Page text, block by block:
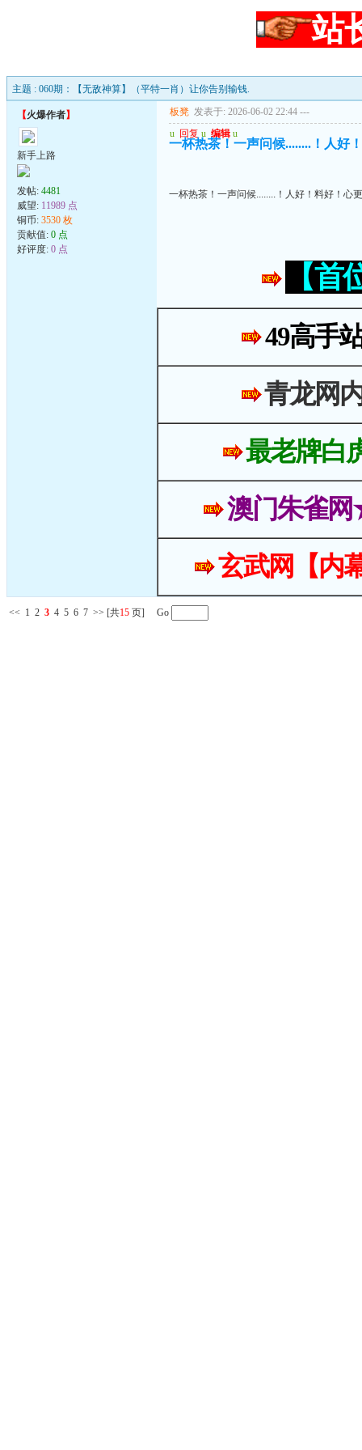
站
主题 : 060期：【无敌神算】（平特一肖）让你告别输钱.
【火爆作者】
新手上路
发帖: 4481
威望: 11989 点
铜币: 3530 枚
贡献值: 0 点
好评度: 0 点
板凳 发表于: 2026-06-02 22:44 ---
u 回复 u 编辑 u
一杯热茶！一声问候........！人好
一杯热茶！一声问候........！人好！料好！心
【
49高手
青龙网
最老牌白
澳门朱雀
玄武网【内
<< 1 2 3 4 5 6 7 >> [共15 页] Go